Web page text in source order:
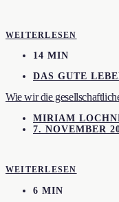
WEITERLESEN
14 MIN
DAS GUTE
Wie wir die
MIRIAM
7. NOVEMBER
WEITERLESEN
6 MIN